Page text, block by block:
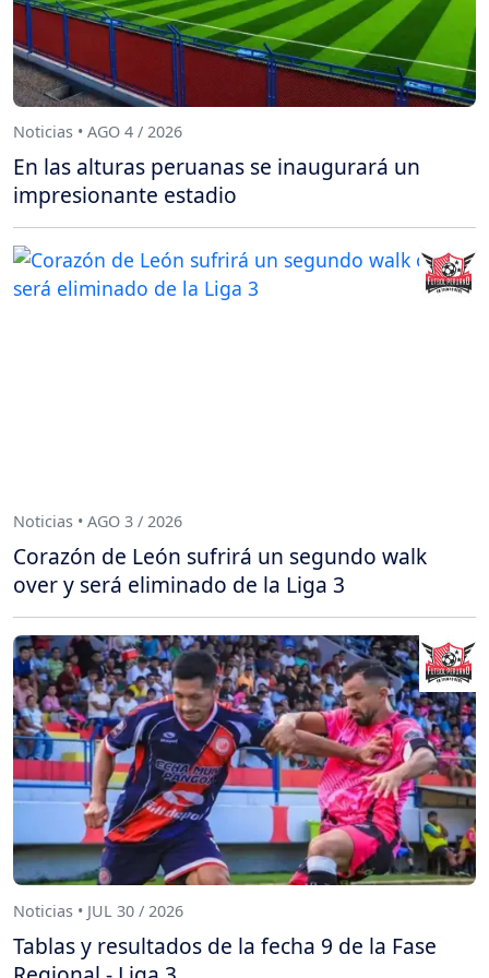
Noticias • AGO 4 / 2026
En las alturas peruanas se inaugurará un
impresionante estadio
Noticias • AGO 3 / 2026
Corazón de León sufrirá un segundo walk
over y será eliminado de la Liga 3
Noticias • JUL 30 / 2026
Tablas y resultados de la fecha 9 de la Fase